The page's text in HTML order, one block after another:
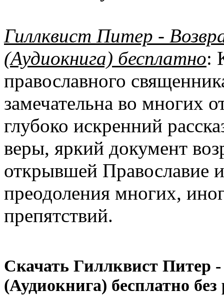
Гиллквист Питер -
(Аудиокнига) бесплатно:
православного
замечательна во многих
глубоко искренний
веры, яркий документ
открывшей Православие
преодоления многих,
препятствий.
Скачать Гиллквист Питер
(Аудиокнига) бесплатно